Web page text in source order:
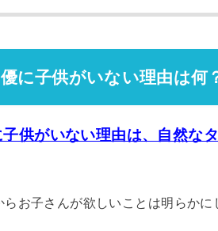
に子供がいない理由は何
供がいない理由は、自然な
お子さんが欲しいことは明らかに